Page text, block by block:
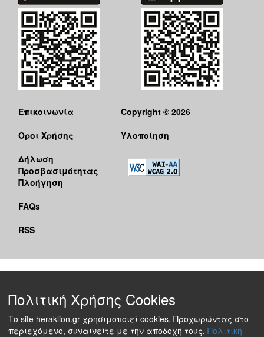
Επικοινωνία
Όροι Χρήσης
Δήλωση
Προσβασιμότητας
Πλοήγηση
FAQs
RSS
Copyright © 2026
Υλοποίηση
Πολιτική Χρήσης Cookies
Το site heraklion.gr χρησιμοποιεί cookies. Προχωρώντας στο
περιεχόμενο, συναινείτε με την αποδοχή τους. Πολιτική